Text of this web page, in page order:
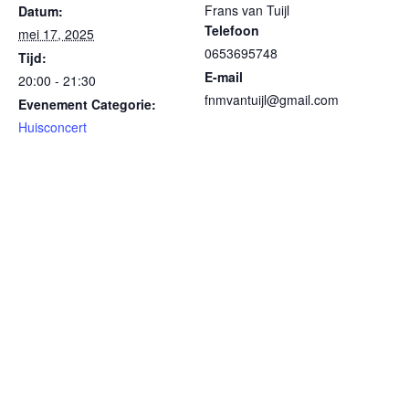
Datum:
mei 17, 2025
Tijd:
20:00 - 21:30
Evenement Categorie:
Huisconcert
Frans van Tuijl
Telefoon
0653695748
E-mail
fnmvantuijl@gmail.com